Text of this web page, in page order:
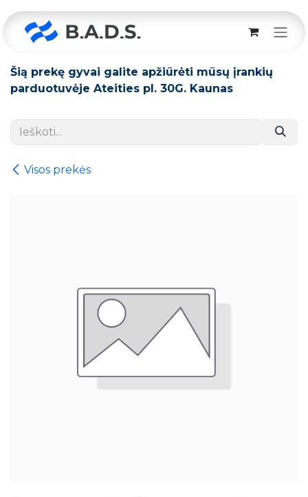
Šią prekę gyvai galite apžiūrėti mūsų įrankių
parduotuvėje Ateities pl. 30G. Kaunas
Visos prekės